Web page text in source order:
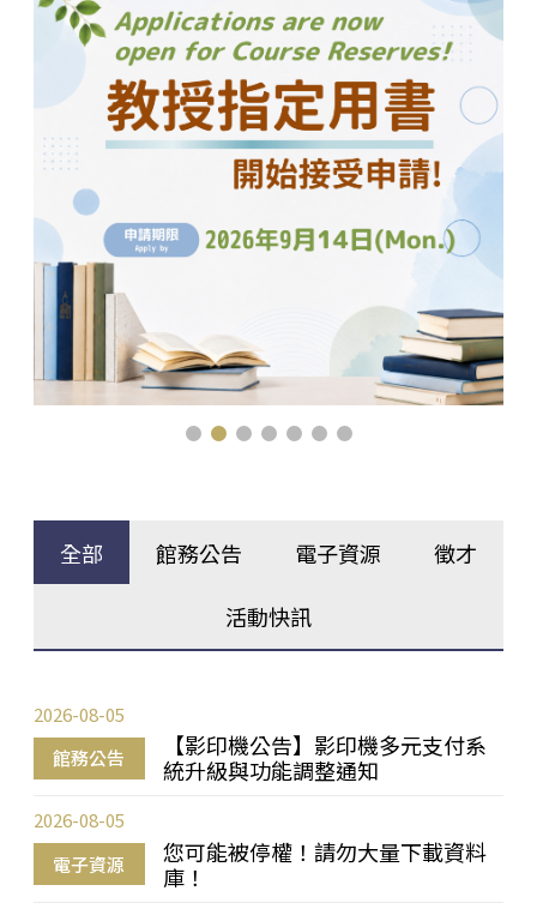
全部 館務公告 電子資源 徵才
活動快訊
館務公告
【影印機公告】影印機多元支付系
統升級與功能調整通知
2026-08-05
電子資源
您可能被停權！請勿大量下載資料
庫！
2026-08-05